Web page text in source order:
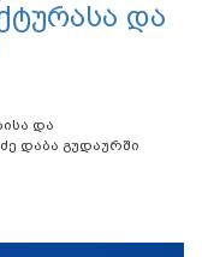
და
და
დაბა გუდაურში